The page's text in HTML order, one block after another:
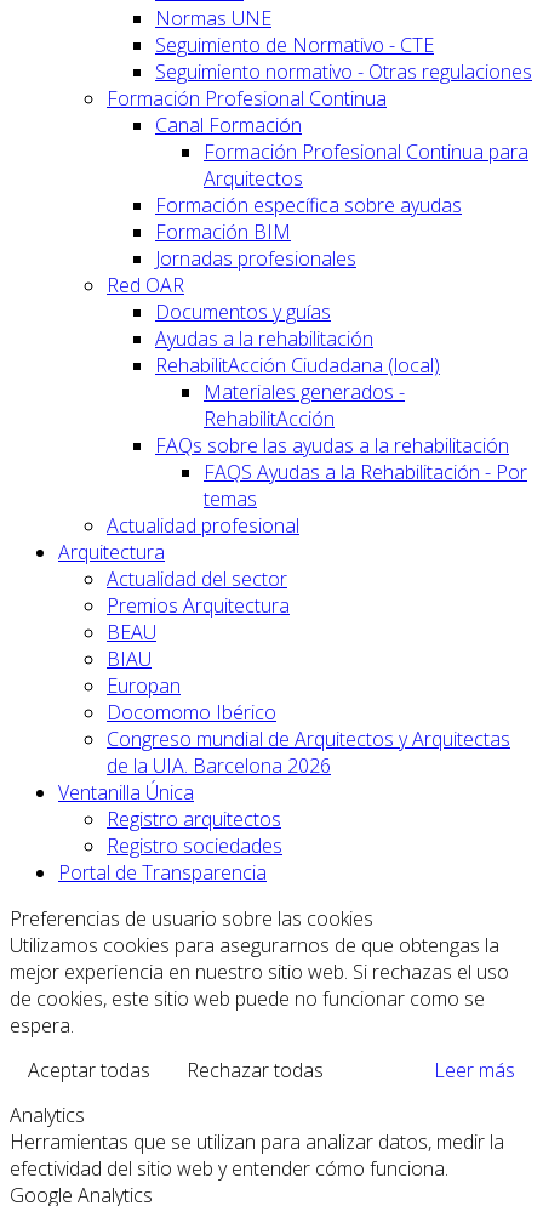
Normas UNE
Seguimiento de Normativo - CTE
Seguimiento normativo - Otras regulaciones
Formación Profesional Continua
Canal Formación
Formación Profesional Continua para
Arquitectos
Formación específica sobre ayudas
Formación BIM
Jornadas profesionales
Red OAR
Documentos y guías
Ayudas a la rehabilitación
RehabilitAcción Ciudadana (local)
Materiales generados -
RehabilitAcción
FAQs sobre las ayudas a la rehabilitación
FAQS Ayudas a la Rehabilitación - Por
temas
Actualidad profesional
Arquitectura
Actualidad del sector
Premios Arquitectura
BEAU
BIAU
Europan
Docomomo Ibérico
Congreso mundial de Arquitectos y Arquitectas
de la UIA. Barcelona 2026
Ventanilla Única
Registro arquitectos
Registro sociedades
Portal de Transparencia
Preferencias de usuario sobre las cookies
Utilizamos cookies para asegurarnos de que obtengas la
mejor experiencia en nuestro sitio web. Si rechazas el uso
de cookies, este sitio web puede no funcionar como se
espera.
Aceptar todas
Rechazar todas
Leer más
Analytics
Herramientas que se utilizan para analizar datos, medir la
efectividad del sitio web y entender cómo funciona.
Google Analytics